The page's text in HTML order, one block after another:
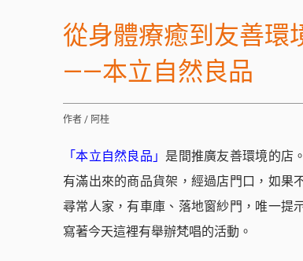
從身體療癒到友善環
——本立自然良品
作者 / 阿桂
「本立自然良品」 是間推廣友善環境的店
有滿出來的商品貨架，經過店門口，如果
尋常人家，有車庫、落地窗紗門，唯一提
寫著今天這裡有舉辦梵唱的活動。